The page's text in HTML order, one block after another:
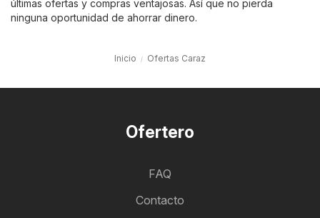
últimas ofertas y compras ventajosas. Así que no pierda
ninguna oportunidad de ahorrar dinero.
Inicio Ofertas Caraz
Ofertero
FAQ
Contacto